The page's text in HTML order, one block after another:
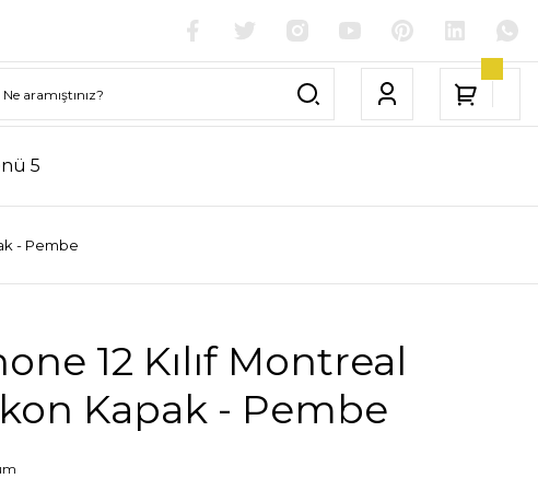
5
- Pembe
12 Kılıf Montreal
Kapak - Pembe